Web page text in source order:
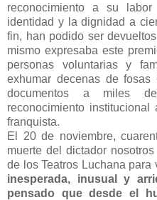
reconocimiento a su
identidad y la dignidad a
fin, han podido ser
mismo expresaba este
personas voluntarias y
exhumar decenas de
documentos a miles
reconocimiento
franquista.
El 20 de noviembre,
muerte del dictador
de los Teatros Luchana para
inesperada, inusual y
pensado que desde el